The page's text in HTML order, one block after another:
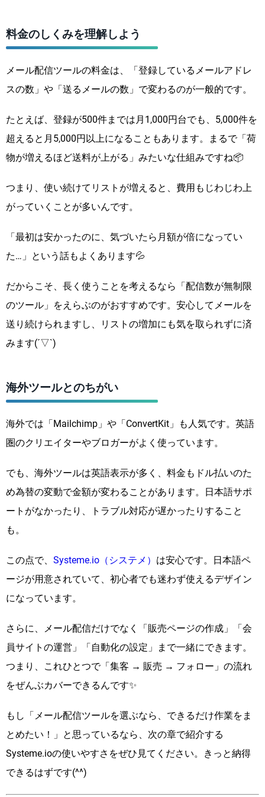
料金のしくみを理解しよう
メール配信ツールの料金は、「登録しているメールアドレ
スの数」や「送るメールの数」で変わるのが一般的です。
たとえば、登録が500件までは月1,000円台でも、5,000件を
超えると月5,000円以上になることもあります。まるで「荷
物が増えるほど送料が上がる」みたいな仕組みですね📦
つまり、使い続けてリストが増えると、費用もじわじわ上
がっていくことが多いんです。
「最初は安かったのに、気づいたら月額が倍になってい
た…」という話もよくあります💦
だからこそ、長く使うことを考えるなら「配信数が無制限
のツール」をえらぶのがおすすめです。安心してメールを
送り続けられますし、リストの増加にも気を取られずに済
みます(´▽`)
海外ツールとのちがい
海外では「Mailchimp」や「ConvertKit」も人気です。英語
圏のクリエイターやブロガーがよく使っています。
でも、海外ツールは英語表示が多く、料金もドル払いのた
め為替の変動で金額が変わることがあります。日本語サポ
ートがなかったり、トラブル対応が遅かったりすること
も。
この点で、 Systeme.io（システメ） は安心です。日本語ペ
ージが用意されていて、初心者でも迷わず使えるデザイン
になっています。
さらに、メール配信だけでなく「販売ページの作成」「会
員サイトの運営」「自動化の設定」まで一緒にできます。
つまり、これひとつで「集客 → 販売 → フォロー」の流れ
をぜんぶカバーできるんです✨
もし「メール配信ツールを選ぶなら、できるだけ作業をま
とめたい！」と思っているなら、次の章で紹介する
Systeme.ioの使いやすさをぜひ見てください。きっと納得
できるはずです(^^)